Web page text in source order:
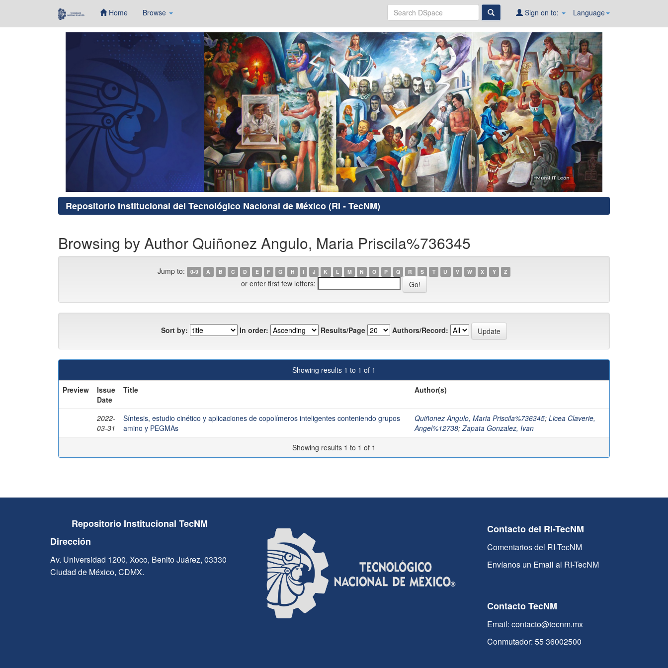
Home Browse Language
Sign on to:
Repositorio Institucional del Tecnológico Nacional de México (RI - TecNM)
Browsing by Author Quiñonez Angulo, Maria Priscila%736345
Jump to: 0-9 A B C D E F G H I J K L M N O P Q R S T U V W X Y Z
or enter first few letters:
Sort by: In order: Results/Page Authors/Record:
Showing results 1 to 1 of 1
Preview
Issue
Date
Title Author(s)
2022-
03-31
Síntesis, estudio cinético y aplicaciones de copolímeros inteligentes conteniendo grupos
amino y PEGMAs
Quiñonez Angulo, Maria Priscila%736345; Licea Claverie,
Angel%12738;Zapata Gonzalez, Ivan
Showing results 1 to 1 of 1
Repositorio Institucional TecNM
Dirección
Av. Universidad 1200, Xoco, Benito Juárez, 03330
Ciudad de México, CDMX.
Contacto del RI-TecNM
Comentarios del RI-TecNM
Envíanos un Email al RI-TecNM
Contacto TecNM
Email: contacto@tecnm.mx
Conmutador: 55 36002500